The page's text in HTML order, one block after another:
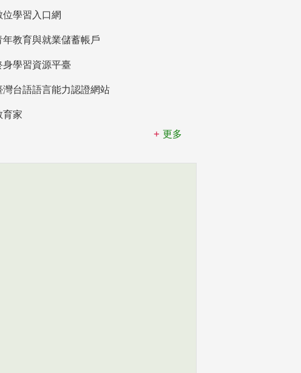
位學習入口網
年教育與就業儲蓄帳戶
身學習資源平臺
灣台語語言能力認證網站
育家
更多